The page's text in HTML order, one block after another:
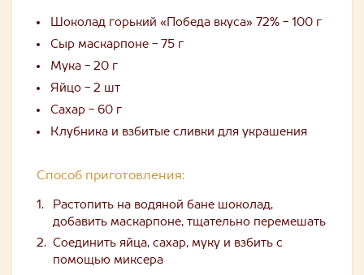
Шоколад горький «Победа вкуса» 72% - 100 г
Сыр маскарпоне - 75 г
Мука - 20 г
Яйцо - 2 шт
Сахар - 60 г
Клубника и взбитые сливки для украшения
Способ приготовления:
Растопить на водяной бане шоколад,
добавить маскарпоне, тщательно перемешать
Соединить яйца, сахар, муку и взбить с
помощью миксера